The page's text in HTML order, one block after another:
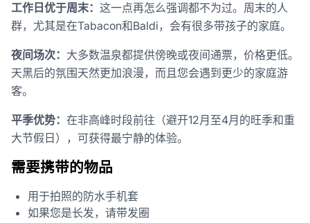
工作日优于周末： 这一点再怎么强调都不为过。周末的人
群，尤其是在Tabacon和Baldi，会有很多带孩子的家庭。
夜间场次： 大多数温泉都提供傍晚或夜间通票，价格更低。
天黑后的氛围天然更加浪漫，而且您会遇到更少的家庭游
客。
平季优势： 在非高峰时段前往（避开12月至4月的旺季和重
大节假日），可获得最宁静的体验。
需要携带的物品
用于拍照的防水手机套
如果您是长发，请带发圈